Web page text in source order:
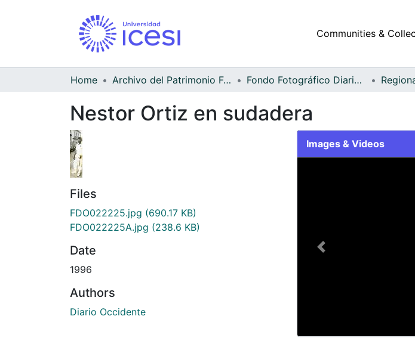
Communities &
Home Archivo del Patrimonio Fotográfico y Fílmico del Valle del Cauca Fondo Fotográfico Diario Occidente
Nestor Ortiz en sudadera
Files
FDO022225.jpg (690.17 KB)
FDO022225A.jpg (238.6 KB)
Date
1996
Authors
Diario Occidente
Images & Videos
Previous